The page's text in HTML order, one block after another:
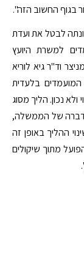
בגוף החשוב הזה".
לבטל את ועדת
למשרת היועץ
וד"ר גיא לוריא
בלעדית
נכון. הליך מסוג
דברה של הממשלה,
ההליך באופן זה
מתוך שיקולים